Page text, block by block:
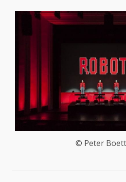
© Peter